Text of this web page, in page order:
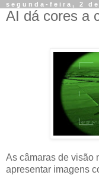
segunda-feira, 2
AI dá cores a
As câmaras de visão
apresentar imagens